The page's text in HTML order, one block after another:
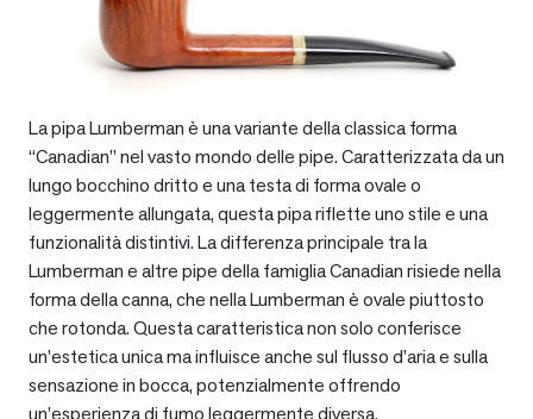
La pipa Lumberman è una variante della classica forma
“Canadian” nel vasto mondo delle pipe. Caratterizzata da un
lungo bocchino dritto e una testa di forma ovale o
leggermente allungata, questa pipa riflette uno stile e una
funzionalità distintivi. La differenza principale tra la
Lumberman e altre pipe della famiglia Canadian risiede nella
forma della canna, che nella Lumberman è ovale piuttosto
che rotonda. Questa caratteristica non solo conferisce
un’estetica unica ma influisce anche sul flusso d’aria e sulla
sensazione in bocca, potenzialmente offrendo
un’esperienza di fumo leggermente diversa.